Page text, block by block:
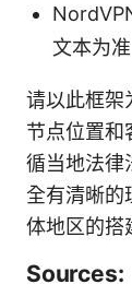
文本为准
请以此框架
节点位置和
循当地法律
全有清晰的
体地区的搭
Sources: